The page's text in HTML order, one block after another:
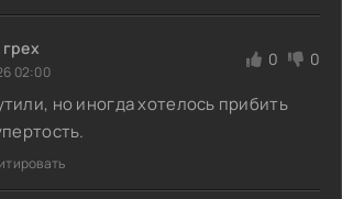
02:00
0 0
но иногда хотелось прибить